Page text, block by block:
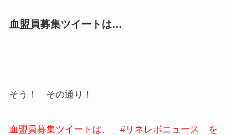
血盟員募集ツイートは…
そう！ その通り！
血盟員募集ツイートは、 #リネレボニュース を